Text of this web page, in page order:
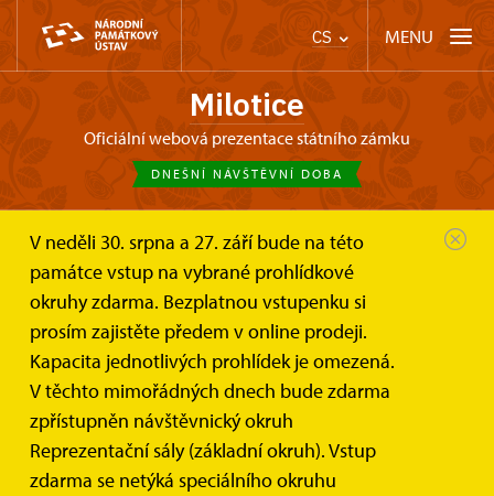
CS MENU
Milotice
oficiální webová prezentace státního zámku
DNEŠNÍ NÁVŠTĚVNÍ DOBA
V neděli 30. srpna a 27. září bude na této
památce vstup na vybrané prohlídkové
okruhy zdarma. Bezplatnou vstupenku si
prosím zajistěte předem v online prodeji.
Kapacita jednotlivých prohlídek je omezená.
V těchto mimořádných dnech bude zdarma
zpřístupněn návštěvnický okruh
Reprezentační sály (základní okruh). Vstup
zdarma se netýká speciálního okruhu
Zámek Milotice
Zprávy
Zámecké zahradnictví otevírá a...
Zámecké zahradnictví otevírá
a mění otevírací dobu